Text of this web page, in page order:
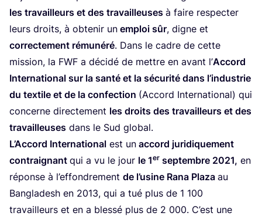
les tra­vailleurs et des tra­vailleuses à faire res­pec­ter
leurs droits, à obte­nir un emploi sûr, digne et
cor­rec­te­ment rému­né­ré. Dans le cadre de cette
mis­sion, la FWF a déci­dé de mettre en avant l’Accord
Inter­na­tio­nal sur la san­té et la sécu­ri­té dans l’industrie
du tex­tile et de la confec­tion (Accord Inter­na­tio­nal) qui
concerne direc­te­ment les droits des tra­vailleurs et des
tra­vailleuses dans le Sud global.
L’Accord Inter­na­tio­nal est un accord juri­di­que­ment
contrai­gnant qui a vu le jour le 1er sep­tembre 2021, en
réponse à l’ef­fon­dre­ment de l’u­sine Rana Pla­za au
Ban­gla­desh en 2013, qui a tué plus de 1 100
tra­vailleurs et en a bles­sé plus de 2 000. C’est une